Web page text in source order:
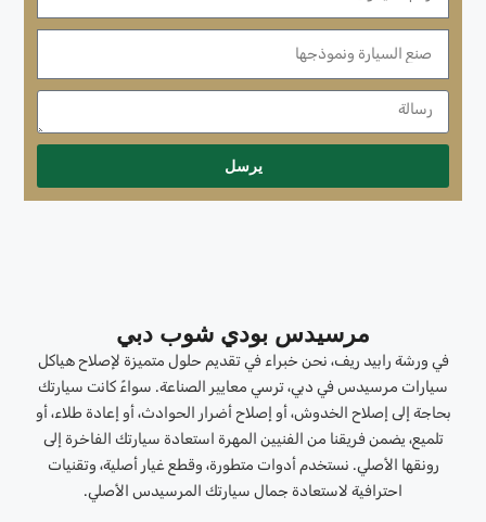
يرسل
مرسيدس بودي شوب دبي
في ورشة رابيد ريف، نحن خبراء في تقديم حلول متميزة لإصلاح هياكل
سيارات مرسيدس في دبي، ترسي معايير الصناعة. سواءً كانت سيارتك
بحاجة إلى إصلاح الخدوش، أو إصلاح أضرار الحوادث، أو إعادة طلاء، أو
تلميع، يضمن فريقنا من الفنيين المهرة استعادة سيارتك الفاخرة إلى
رونقها الأصلي. نستخدم أدوات متطورة، وقطع غيار أصلية، وتقنيات
احترافية لاستعادة جمال سيارتك المرسيدس الأصلي.